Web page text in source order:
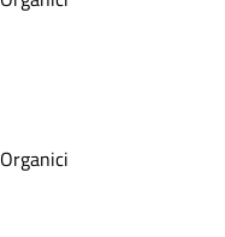
Organici